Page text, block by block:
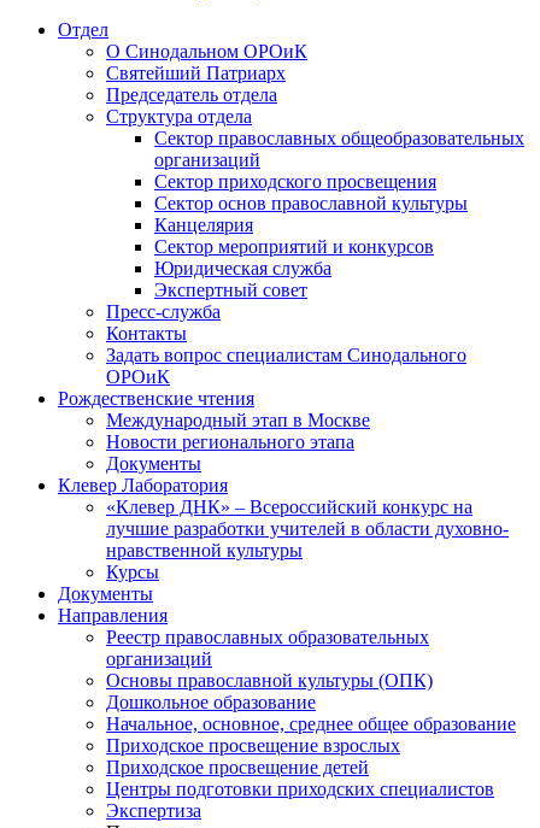
Отдел
О Синодальном ОРОиК
Святейший Патриарх
Председатель отдела
Структура отдела
Сектор православных общеобразовательных
организаций
Сектор приходского просвещения
Сектор основ православной культуры
Канцелярия
Сектор мероприятий и конкурсов
Юридическая служба
Экспертный совет
Пресс-служба
Контакты
Задать вопрос специалистам Синодального
ОРОиК
Рождественские чтения
Международный этап в Москве
Новости регионального этапа
Документы
Клевер Лаборатория
«Клевер ДНК» – Всероссийский конкурс на
лучшие разработки учителей в области духовно-
нравственной культуры
Курсы
Документы
Направления
Реестр православных образовательных
организаций
Основы православной культуры (ОПК)
Дошкольное образование
Начальное, основное, среднее общее образование
Приходское просвещение взрослых
Приходское просвещение детей
Центры подготовки приходских специалистов
Экспертиза